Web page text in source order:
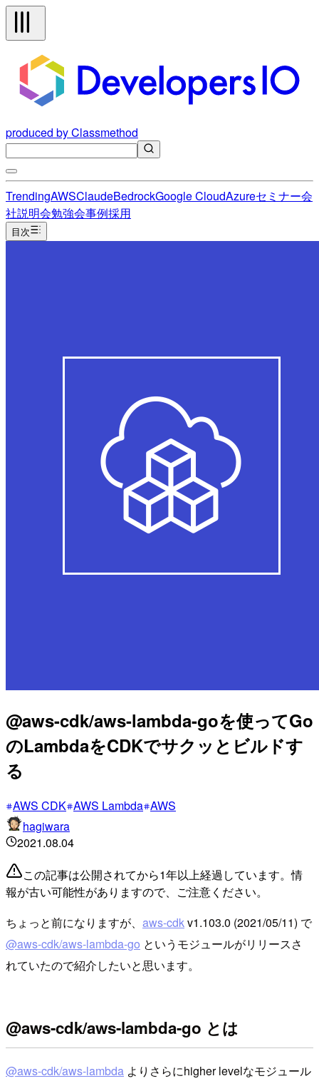
produced by Classmethod
TrendingAWSClaudeBedrockGoogle CloudAzureセミナー会
社説明会勉強会事例採用
目次
@aws-cdk/aws-lambda-goを使ってGo
のLambdaをCDKでサクッとビルドす
る
AWS CDK AWS Lambda AWS
hagiwara
2021.08.04
この記事は公開されてから1年以上経過しています。情
報が古い可能性がありますので、ご注意ください。
ちょっと前になりますが、 aws-cdk v1.103.0 (2021/05/11) で
@aws-cdk/aws-lambda-go というモジュールがリリースさ
れていたので紹介したいと思います。
@aws-cdk/aws-lambda-go とは
@aws-cdk/aws-lambda よりさらにhigher levelなモジュール